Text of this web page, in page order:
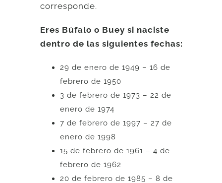
corresponde.
Eres Búfalo o Buey si naciste
dentro de las siguientes fechas:
29 de enero de 1949 – 16 de
febrero de 1950
3 de febrero de 1973 – 22 de
enero de 1974
7 de febrero de 1997 – 27 de
enero de 1998
15 de febrero de 1961 – 4 de
febrero de 1962
20 de febrero de 1985 – 8 de